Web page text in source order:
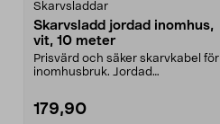
Skarvsladdar
Skarvsladd jordad inomhus,
vit, 10 meter
Prisvärd och säker skarvkabel för
inomhusbruk. Jordad
179,90